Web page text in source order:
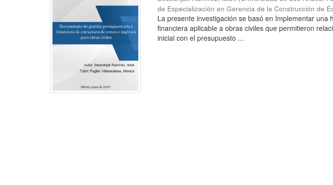
de Especialización en Gerencia de la Construcción de
La presente investigación se basó en Implementar
financiera aplicable a obras civiles que permitieron
inicial con el presupuesto ...